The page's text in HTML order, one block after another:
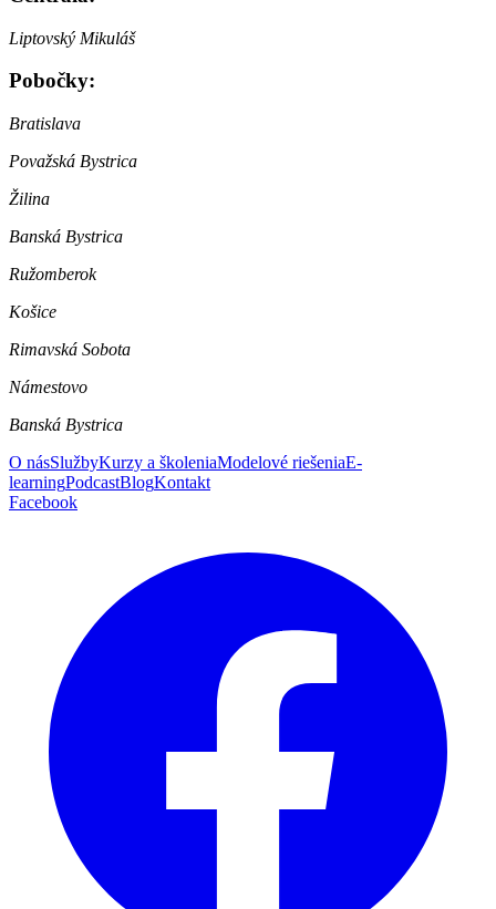
Liptovský Mikuláš
Pobočky:
Bratislava
Považská Bystrica
Žilina
Banská Bystrica
Ružomberok
Košice
Rimavská Sobota
Námestovo
Banská Bystrica
O násSlužbyKurzy a školeniaModelové riešeniaE-
learningPodcastBlogKontakt
Facebook